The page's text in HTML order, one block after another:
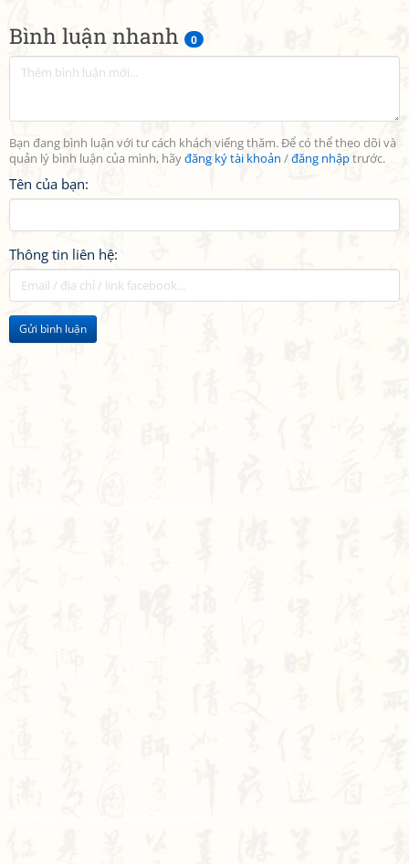
Bình luận nhanh 0
Bạn đang bình luận với tư cách khách viếng thăm. Để có thể theo dõi và
quản lý bình luận của mình, hãyđăng ký tài khoản /đăng nhậptrước.
Tên của bạn:
Thông tin liên hệ:
Gửi bình luận